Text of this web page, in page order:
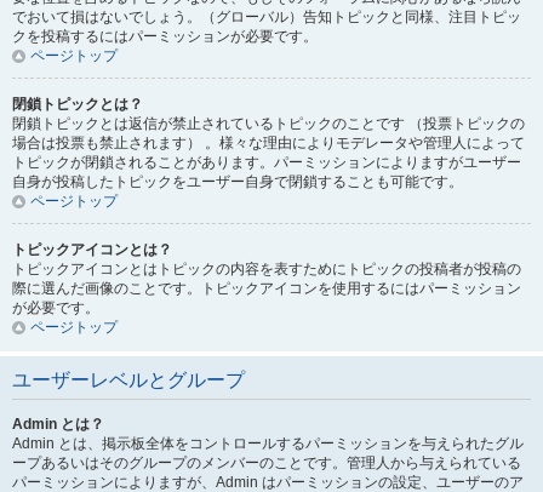
でおいて損はないでしょう。（グローバル）告知トピックと同様、注目トピッ
クを投稿するにはパーミッションが必要です。
ページトップ
閉鎖トピックとは？
閉鎖トピックとは返信が禁止されているトピックのことです （投票トピックの
場合は投票も禁止されます） 。様々な理由によりモデレータや管理人によって
トピックが閉鎖されることがあります。パーミッションによりますがユーザー
自身が投稿したトピックをユーザー自身で閉鎖することも可能です。
ページトップ
トピックアイコンとは？
トピックアイコンとはトピックの内容を表すためにトピックの投稿者が投稿の
際に選んだ画像のことです。トピックアイコンを使用するにはパーミッション
が必要です。
ページトップ
ユーザーレベルとグループ
Admin とは？
Admin とは、掲示板全体をコントロールするパーミッションを与えられたグル
ープあるいはそのグループのメンバーのことです。管理人から与えられている
パーミッションによりますが、Admin はパーミッションの設定、ユーザーのア